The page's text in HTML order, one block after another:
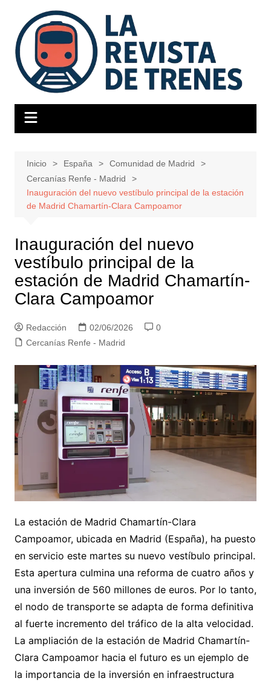
contenido
Inicio España
Comunidad de Madrid
Cercanías Renfe - Madrid
Inauguración del nuevo vestíbulo principal de la estación
de Madrid Chamartín-Clara Campoamor
Inauguración del nuevo
vestíbulo principal de la
estación de Madrid Chamartín-
Clara Campoamor
Redacción 02/06/2026
0
Cercanías Renfe - Madrid
La estación de Madrid Chamartín-Clara
Campoamor, ubicada en Madrid (España), ha puesto
en servicio este martes su nuevo vestíbulo principal.
Esta apertura culmina una reforma de cuatro años y
una inversión de 560 millones de euros. Por lo tanto,
el nodo de transporte se adapta de forma definitiva
al fuerte incremento del tráfico de la alta velocidad.
La ampliación de la estación de Madrid Chamartín-
Clara Campoamor hacia el futuro es un ejemplo de
la importancia de la inversión en infraestructura